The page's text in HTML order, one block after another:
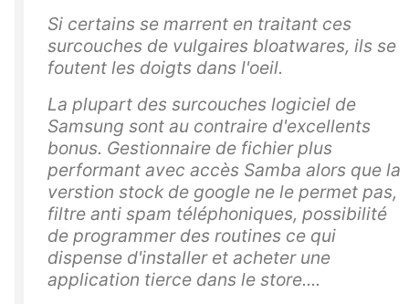
Si certains se marrent en traitant ces
surcouches de vulgaires bloatwares, ils se
foutent les doigts dans l'oeil.
La plupart des surcouches logiciel de
Samsung sont au contraire d'excellents
bonus. Gestionnaire de fichier plus
performant avec accès Samba alors que la
verstion stock de google ne le permet pas,
filtre anti spam téléphoniques, possibilité
de programmer des routines ce qui
dispense d'installer et acheter une
application tierce dans le store....